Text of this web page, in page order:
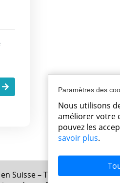
Suisse – Tous droits réservés
Paramètres des
Nous utilisons
améliorer votre
pouvez les
savoir plus.